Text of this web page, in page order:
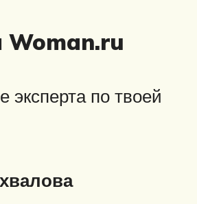
Woman.ru
эксперта по твоей